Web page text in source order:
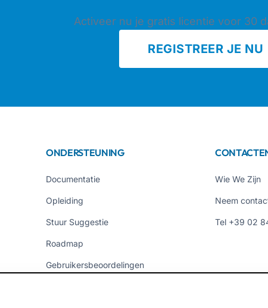
Activeer nu je gratis licentie voor 30
REGISTREER JE NU
ONDERSTEUNING
Documentatie
Opleiding
Stuur Suggestie
Roadmap
Gebruikersbeoordelingen
Wie We Zijn
Neem
Tel +39 02